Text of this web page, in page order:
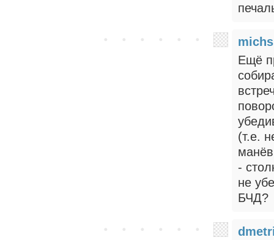
Ещё
(т.е.
-
не
БЧД?